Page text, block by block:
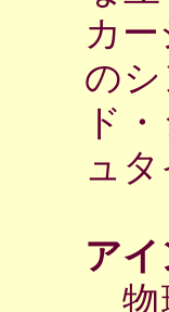
カ
の
ド
ュ
ア
物